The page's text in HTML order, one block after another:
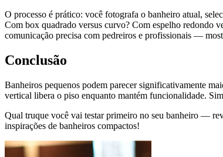
O processo é prático: você fotografa o banheiro atual,
Com box quadrado versus curvo? Com espelho redondo
comunicação precisa com pedreiros e profissionais —
Conclusão
Banheiros pequenos podem parecer significativamente
vertical libera o piso enquanto mantém funcionalidade.
Qual truque você vai testar primeiro no seu banheiro —
inspirações de banheiros compactos!